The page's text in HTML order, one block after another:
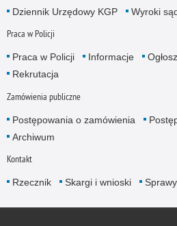
Dziennik Urzędowy KGP Wyroki
Praca w Policji
Praca w Policji Informacje
Rekrutacja
Zamówienia publiczne
Postępowania o zamówienia
Archiwum
Kontakt
Rzecznik Skargi i wnioski